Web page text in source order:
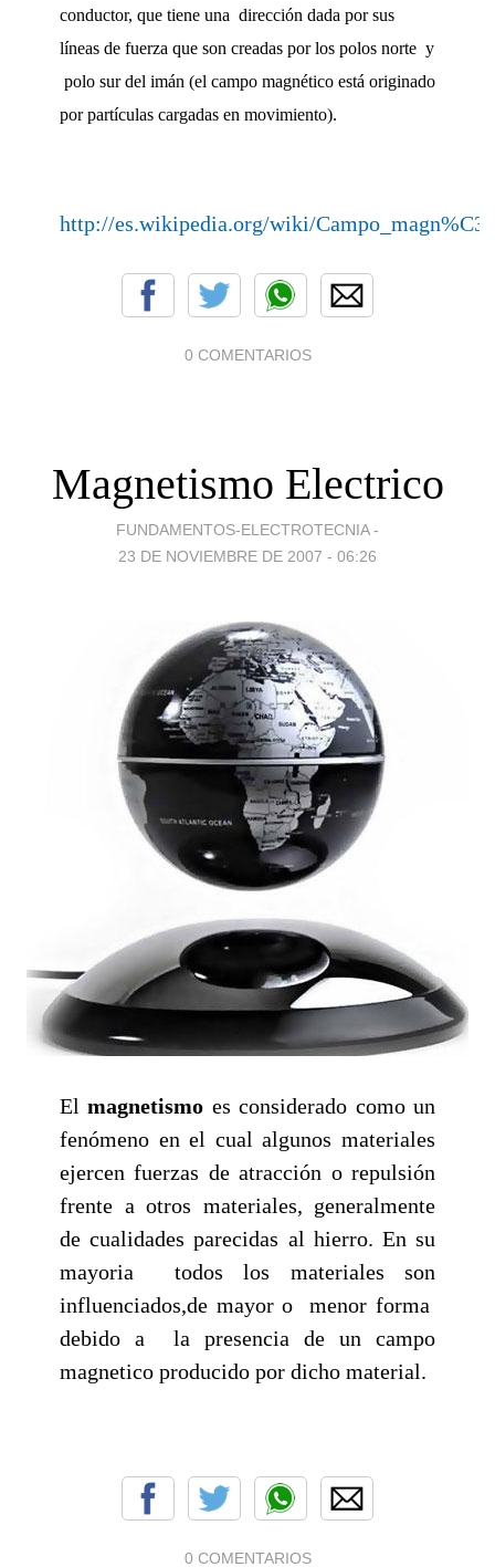
conductor, que tiene una dirección dada por sus
líneas de fuerza que son creadas por los polos norte y
polo sur del imán (el campo magnético está originado
por partículas cargadas en movimiento).
http://es.wikipedia.org/wiki/
0 COMENTARIOS
Magnetismo Electrico
FUNDAMENTOS-ELECTROTECNIA -
23 DE NOVIEMBRE DE 2007 - 06:26
Elmagnetismo es considerado como un
fenómeno en el cual algunos materiales
ejercen fuerzas de atracción o repulsión
frente a otros materiales, generalmente
de cualidades parecidas al hierro. En su
mayoria todos los materiales son
influenciados,de mayor o menor forma
debido a la presencia de un campo
magnetico producido por dicho material.
0 COMENTARIOS